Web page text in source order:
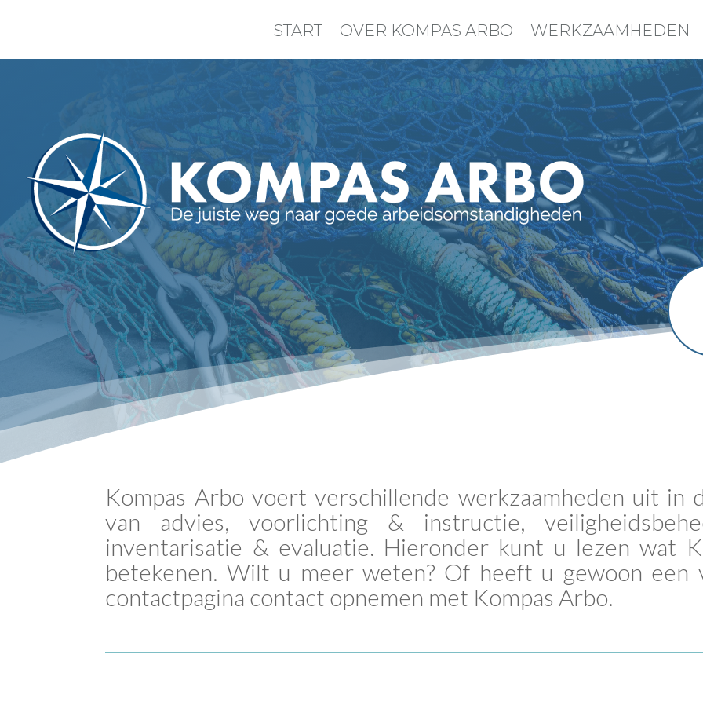
START OVER KOMPAS ARBO WERKZAAMHEDEN
het
I&E.
Kompas Arbo voert verschillende werkzaamheden uit in
van advies, voorlichting & instructie,
inventarisatie & evaluatie. Hieronder kunt u lezen wat
betekenen. Wilt u meer weten? Of heeft u gewoon een
contactpagina contact opnemen met Kompas Arbo.